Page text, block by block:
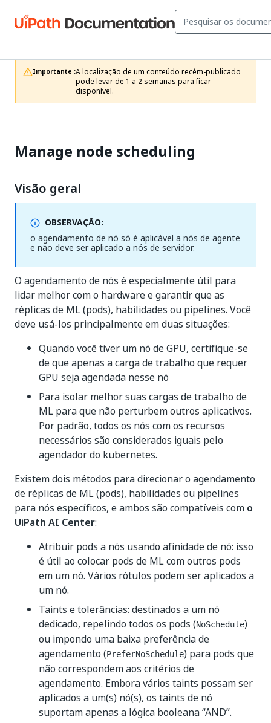
Importante :A localização de um conteúdo recém-publicado
pode levar de 1 a 2 semanas para ficar
disponível.
Manage node scheduling
Visão geral
OBSERVAÇÃO:
o agendamento de nó só é aplicável a nós de agente
e não deve ser aplicado a nós de servidor.
O agendamento de nós é especialmente útil para
lidar melhor com o hardware e garantir que as
réplicas de ML (pods), habilidades ou pipelines. Você
deve usá-los principalmente em duas situações:
Quando você tiver um nó de GPU, certifique-se
de que apenas a carga de trabalho que requer
GPU seja agendada nesse nó
Para isolar melhor suas cargas de trabalho de
ML para que não perturbem outros aplicativos.
Por padrão, todos os nós com os recursos
necessários são considerados iguais pelo
agendador do kubernetes.
Existem dois métodos para direcionar o agendamento
de réplicas de ML (pods), habilidades ou pipelines
para nós específicos, e ambos são compatíveis com o
UiPath AI Center:
Atribuir pods a nós usando afinidade de nó: isso
é útil ao colocar pods de ML com outros pods
em um nó. Vários rótulos podem ser aplicados a
um nó.
Taints e tolerâncias: destinados a um nó
dedicado, repelindo todos os pods (NoSchedule)
ou impondo uma baixa preferência de
agendamento (PreferNoSchedule) para pods que
não correspondem aos critérios de
agendamento. Embora vários taints possam ser
aplicados a um(s) nó(s), os taints de nó
suportam apenas a lógica booleana “AND”.